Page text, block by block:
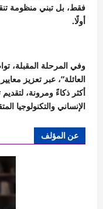
فقط، بل تبني منظومة
أولًا.
وفي المرحلة المقبلة،
العائلة”، عبر تعزيز
أكثر ذكاءً ومرونة،
الإنساني والتكنولوجيا
عن المؤلف